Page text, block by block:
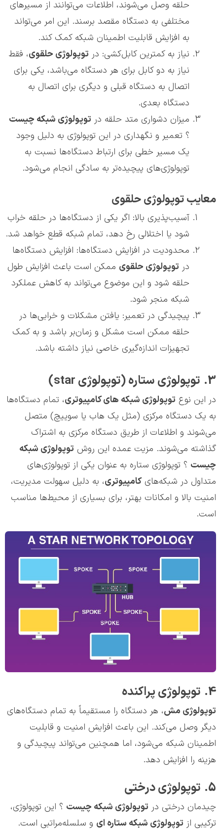
حلقه وصل می‌شوند، اطلاعات می‌توانند از مسیر‌های
مختلفی به دستگاه مقصد برسند. این امر می‌تواند
به افزایش قابلیت اطمینان شبکه کمک کند.
نیاز به کمترین کابل‌کشی: در توپولوژی حلقوی، فقط
نیاز به دو کابل برای هر دستگاه می‌باشد، یکی برای
اتصال به دستگاه قبلی و دیگری برای اتصال به
دستگاه بعدی.
میزان دشواری متد حلقه در توپولوژی شبکه چیست
؟ تعمیر و نگهداری در این توپولوژی به دلیل وجود
یک مسیر خطی برای ارتباط دستگاه‌ها نسبت به
توپولوژی‌های پیچیده‌تر به سادگی انجام می‌شود.
معایب توپولوژی حلقوی
آسیب‌پذیری بالا: اگر یکی از دستگاه‌ها در حلقه خراب
شود یا اختلالی رخ دهد، تمام شبکه قطع خواهد شد.
محدودیت در افزایش دستگاه‌ها: افزایش دستگاه‌ها
در توپولوژی حلقوی ممکن است باعث افزایش طول
حلقه شود و این موضوع می‌تواند به کاهش عملکرد
شبکه منجر شود.
پیچیدگی در تعمیر: یافتن مشکلات و خرابی‌ها در
حلقه ممکن است مشکل و زمان‌بر باشد و به کمک
تجهیزات اندازه‌گیری خاصی نیاز داشته باشد.
3. توپولوژی ستاره (توپولوژی star)
در این نوع توپولوژی شبکه های کامپیوتری، تمام دستگاه‌ها
به یک دستگاه مرکزی (مثل یک هاب یا سوییچ) متصل
می‌شوند و اطلاعات از طریق دستگاه مرکزی به اشتراک
گذاشته می‌شوند. مزیت عمده این روش توپولوژی شبکه
چیست ؟ توپولوژی ستاره به عنوان یکی از توپولوژی‌های
متداول در شبکه‌هایکامپیوتری، به دلیل سهولت مدیریت،
امنیت بالا و امکانات بهتر، برای بسیاری از محیط‌ها مناسب
است.
4. توپولوژی پراکنده
توپولوژي مش، هر دستگاه را مستقیماً به تمام دستگاه‌های
دیگر وصل می‌کند. این باعث افزایش امنیت و قابلیت
اطمینان شبکه می‌شود، اما همچنین می‌تواند پیچیدگی و
هزینه را افزایش دهد.
5. توپولوژی درختی
چیدمان درختی در توپولوژی شبکه چیست ؟ این توپولوژی،
ترکیبی از توپولوژی شبکه ستاره ای و سلسله‌مراتبی است.